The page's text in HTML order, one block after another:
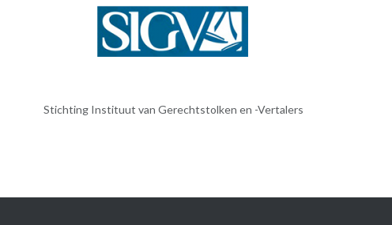
Stichting Instituut van Gerechtstolken en -Vertalers